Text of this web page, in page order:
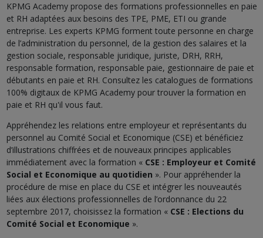
KPMG Academy propose des formations professionnelles en paie
et RH adaptées aux besoins des TPE, PME, ETI ou grande
entreprise. Les experts KPMG forment toute personne en charge
de l’administration du personnel, de la gestion des salaires et la
gestion sociale, responsable juridique, juriste, DRH, RRH,
responsable formation, responsable paie, gestionnaire de paie et
débutants en paie et RH. Consultez les catalogues de formations
100% digitaux de KPMG Academy pour trouver la formation en
paie et RH qu'il vous faut.
Appréhendez les relations entre employeur et représentants du
personnel au Comité Social et Economique (CSE) et bénéficiez
d’illustrations chiffrées et de nouveaux principes applicables
immédiatement avec la formation « CSE : Employeur et Comité
Social et Economique au quotidien ». Pour appréhender la
procédure de mise en place du CSE et intégrer les nouveautés
liées aux élections professionnelles de l’ordonnance du 22
septembre 2017, choisissez la formation « CSE : Elections du
Comité Social et Economique ».